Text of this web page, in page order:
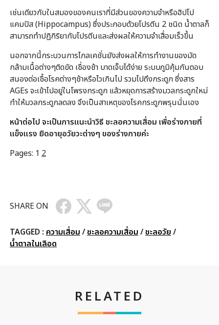
เช่นเดียวกับในสมองของคนเราที่มีส่วนของความจำหรือฮิปโป
แคมปัส (Hippocampus) ซึ่งประกอบด้วยโปรตีน 2 ชนิด น้ำตาลก็
สามารถทำปฏิกิริยากับโปรตีนและส่งผลให้ความจำเสื่อมเร็วขึ้น
นอกจากนี้กระบวนการไกลเคชั่นยังส่งผลให้การทำงานของมัด
กล้ามเนื้อต่างๆติดขัด เชื่องช้า บาดเจ็บได้ง่าย ระบบภูมิคุ้มกันตอบ
สนองต่อเชื้อโรคต่างๆช้าหรือไวเกินไป รวมไปถึงกระดูก ซึ่งสาร
AGEs จะเข้าไปอยู่ในโพรงกระดูก แล้วหยุดการสร้างมวลกระดูกใหม่
ทำให้มวลกระดูกลดลง จึงเป็นสาเหตุของโรคกระดูกพรุนนั่นเอง
หน้าต่อไป จะเป็นการแนะนำวิธี ชะลอความเสื่อม เพื่อร่างกายที่
แข็งแรง ยืดอายุอวัยวะต่างๆ ของร่างกายค่ะ
Pages: 1 2
SHARE ON
TAGGED : ความเสื่อม/ชะลอความเสื่อม/ชะลอวัย/
น้ำตาลในเลือด
RELATED